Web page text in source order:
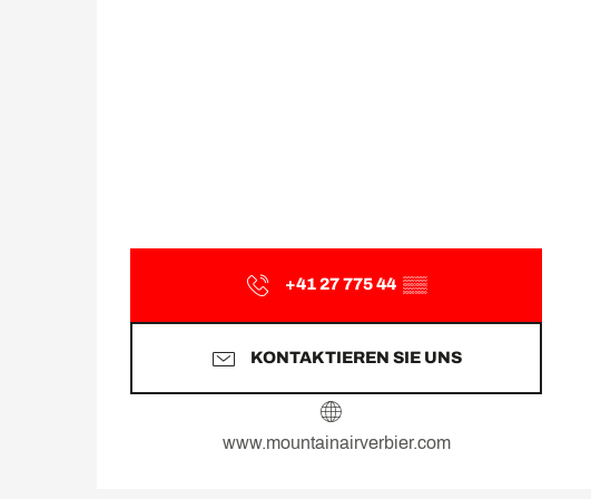
+41 27 775 44 ▒▒
KONTAKTIEREN SIE UNS
www.mountainairverbier.com